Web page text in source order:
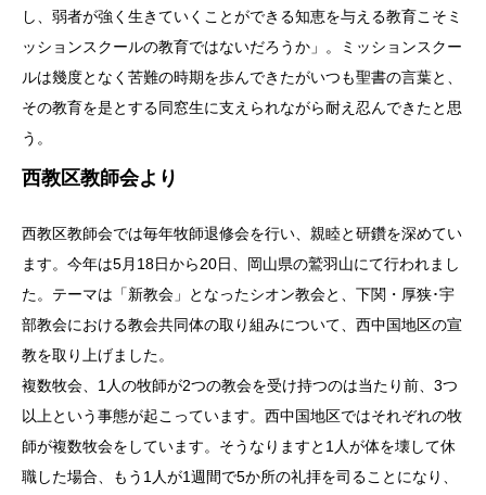
し、弱者が強く生きていくことができる知恵を与える教育こそミ
ッションスクールの教育ではないだろうか」。ミッションスクー
ルは幾度となく苦難の時期を歩んできたがいつも聖書の言葉と、
その教育を是とする同窓生に支えられながら耐え忍んできたと思
う。
西教区教師会より
西教区教師会では毎年牧師退修会を行い、親睦と研鑽を深めてい
ます。今年は5月18日から20日、岡山県の鷲羽山にて行われまし
た。テーマは「新教会」となったシオン教会と、下関・厚狭･宇
部教会における教会共同体の取り組みについて、西中国地区の宣
教を取り上げました。
複数牧会、1人の牧師が2つの教会を受け持つのは当たり前、3つ
以上という事態が起こっています。西中国地区ではそれぞれの牧
師が複数牧会をしています。そうなりますと1人が体を壊して休
職した場合、もう1人が1週間で5か所の礼拝を司ることになり、